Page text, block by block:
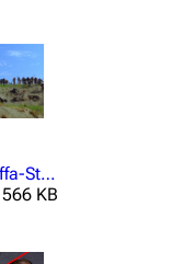
SG1 3x10 Jaffa-Sturm.jpg
KB